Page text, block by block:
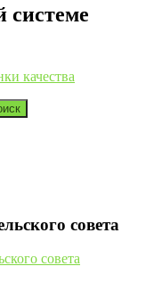
системе
качества
совета
совета